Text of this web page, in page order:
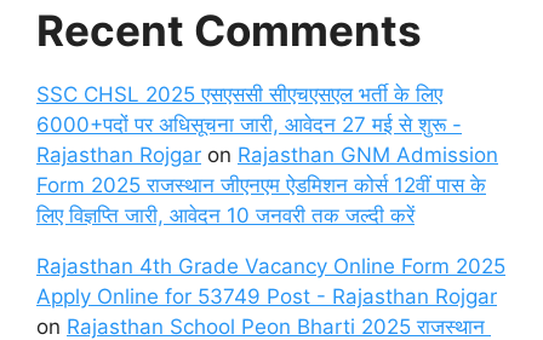
Recent Comments
SSC CHSL 2025 एसएससी सीएचएसएल भर्ती के लिए
6000+पदों पर अधिसूचना जारी, आवेदन 27 मई से शुरू -
Rajasthan Rojgar on Rajasthan GNM Admission
Form 2025 राजस्थान जीएनएम ऐडमिशन कोर्स 12वीं पास के
लिए विज्ञप्ति जारी, आवेदन 10 जनवरी तक जल्दी करें
Rajasthan 4th Grade Vacancy Online Form 2025
Apply Online for 53749 Post - Rajasthan Rojgar
on Rajasthan School Peon Bharti 2025 राजस्थान